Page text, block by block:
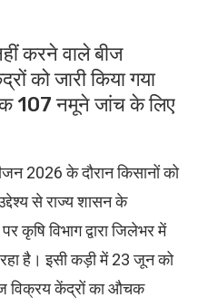
करने वाले बीज
को जारी किया गया
107 नमूने जांच के लिए
2026 के दौरान किसानों को
से राज्य शासन के
कृषि विभाग द्वारा जिलेभर में
है। इसी कड़ी में 23 जून को
विक्रय केंद्रों का औचक